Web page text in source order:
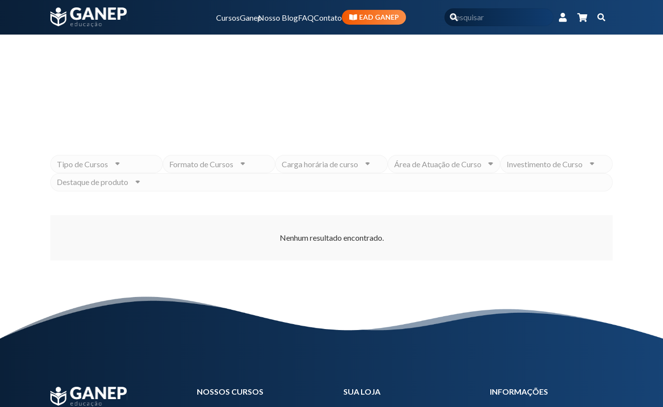
CursosGanepNosso BlogFAQContato EAD GANEP
Tipo de Cursos Formato de Cursos Carga horária de curso Área de Atuação de Curso
Investimento de Curso
Destaque de produto
Nenhum resultado encontrado.
NOSSOS CURSOS SUA LOJA INFORMAÇÕES